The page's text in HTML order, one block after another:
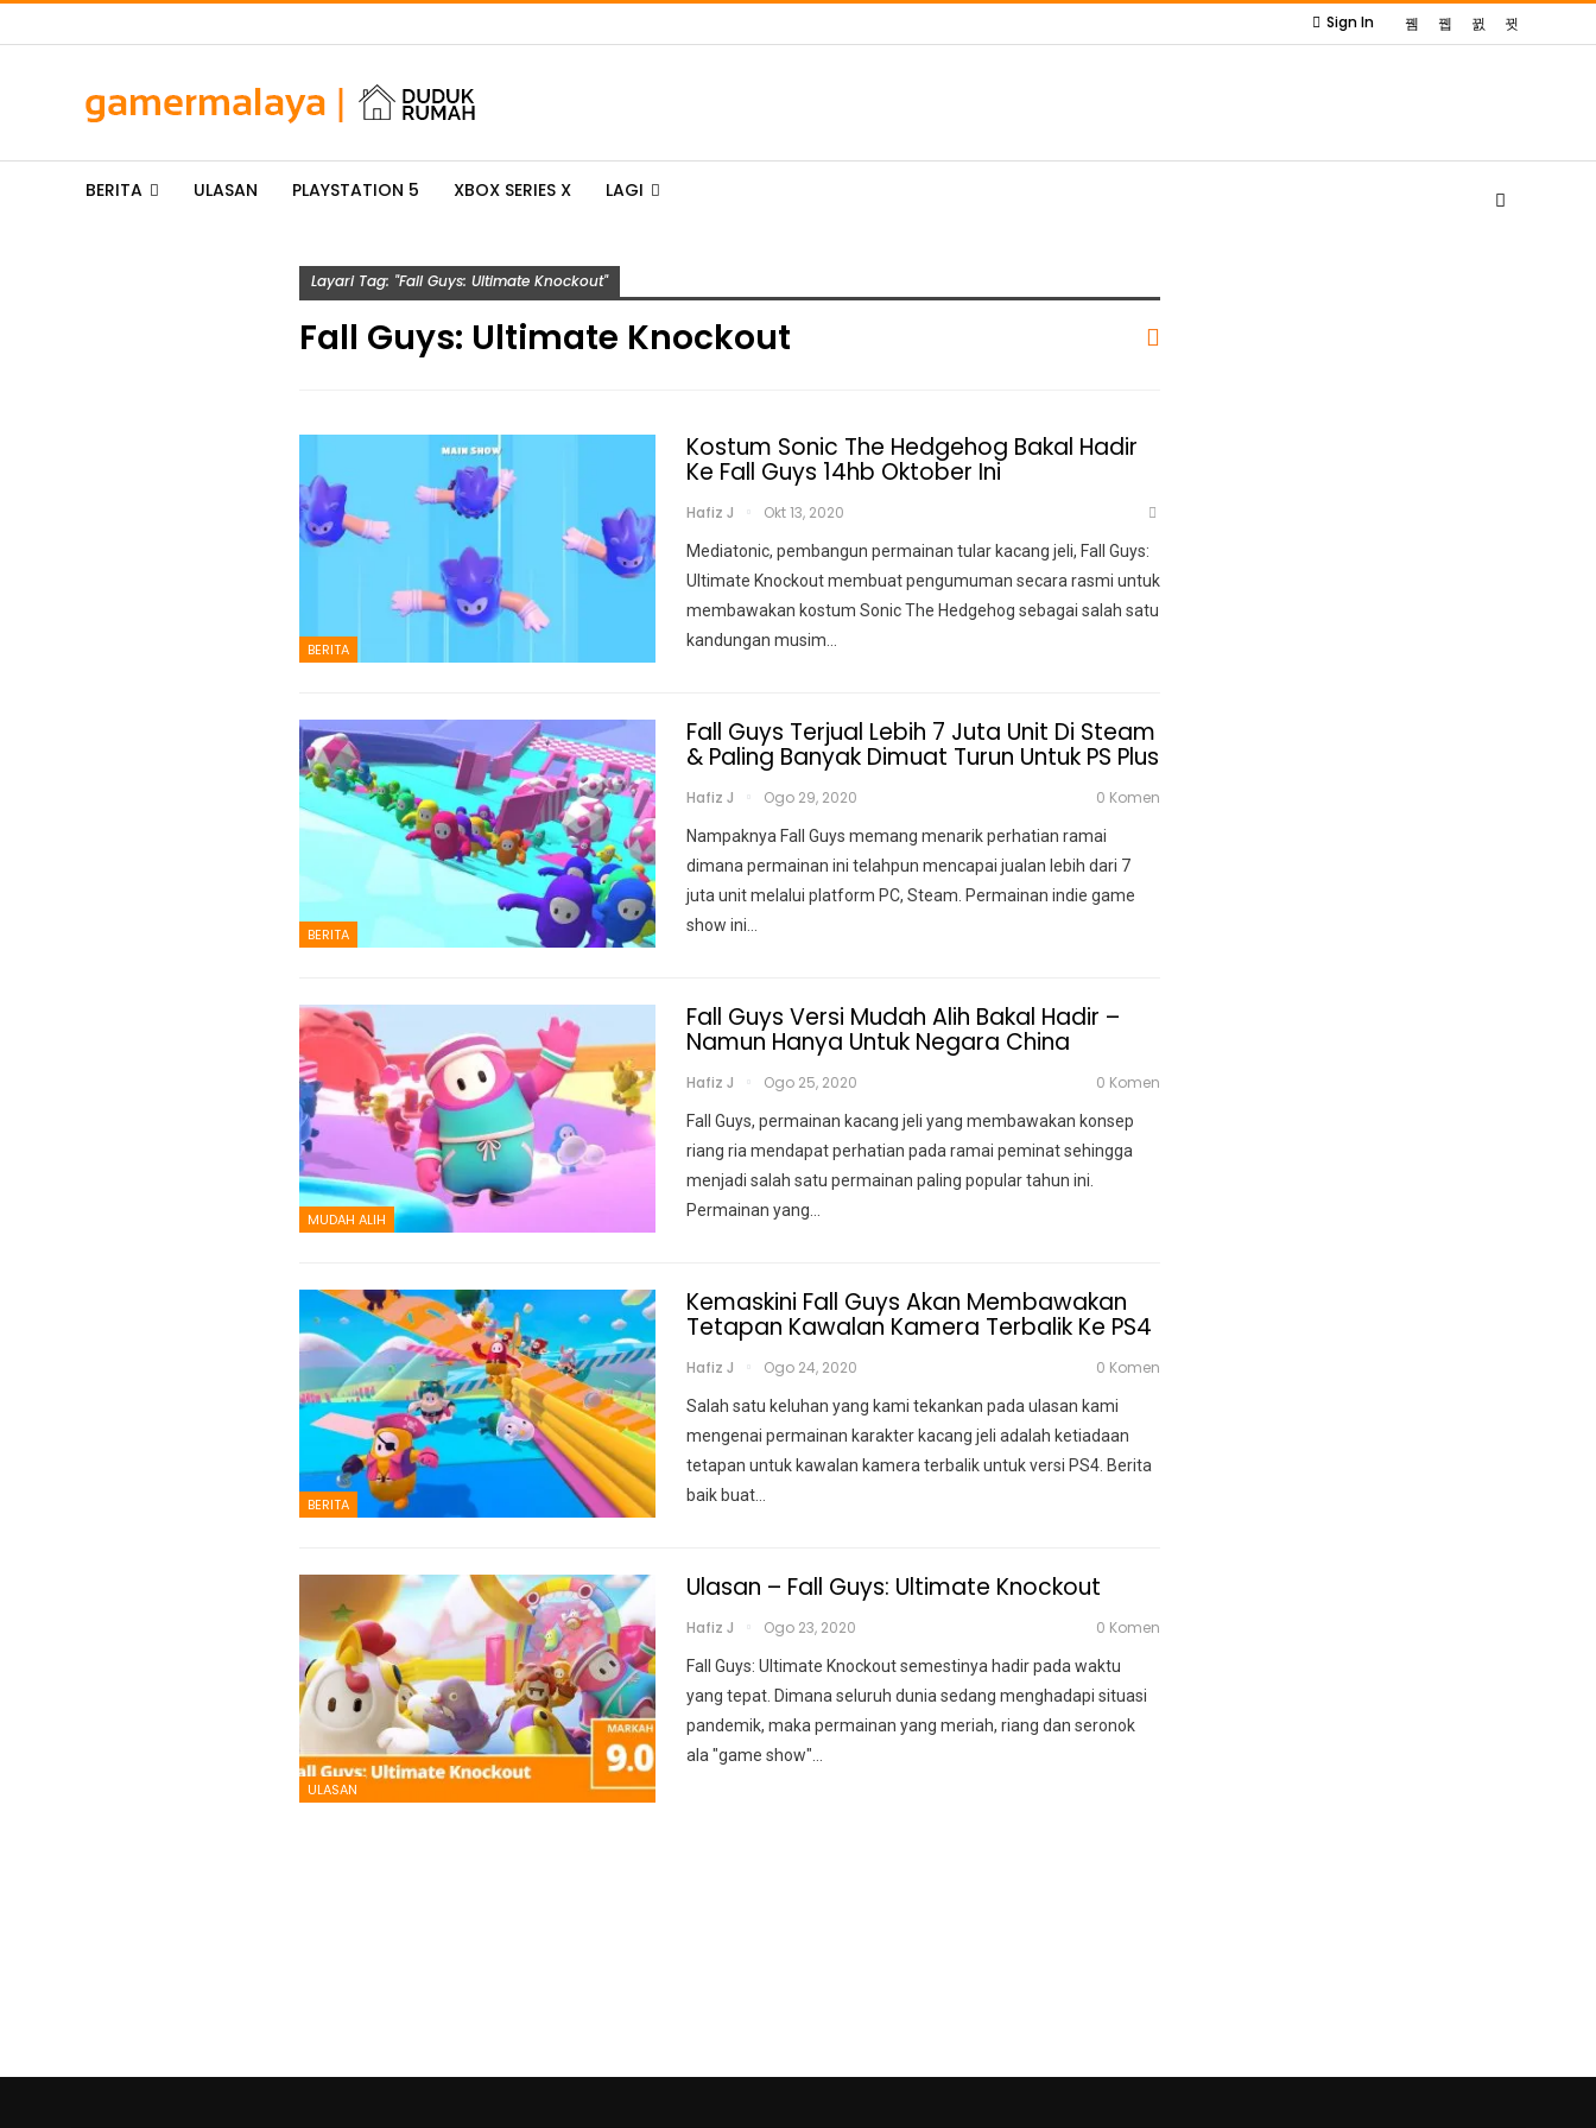
Sign In
BERITA ULASAN PLAYSTATION 5 XBOX SERIES X LAGI
Layari Tag: "Fall Guys: Ultimate Knockout"
Fall Guys: Ultimate Knockout
BERITA
Kostum Sonic The Hedgehog Bakal Hadir
Ke Fall Guys 14hb Oktober Ini
Hafiz J Okt 13, 2020
Mediatonic, pembangun permainan tular kacang jeli, Fall Guys:
Ultimate Knockout membuat pengumuman secara rasmi untuk
membawakan kostum Sonic The Hedgehog sebagai salah satu
kandungan musim
BERITA
Fall Guys Terjual Lebih 7 Juta Unit Di Steam
& Paling Banyak Dimuat Turun Untuk PS Plus
Hafiz J Ogo 29, 2020 0 Komen
Nampaknya Fall Guys memang menarik perhatian ramai
dimana permainan ini telahpun mencapai jualan lebih dari 7
juta unit melalui platform PC, Steam. Permainan indie game
show ini
MUDAH ALIH
Fall Guys Versi Mudah Alih Bakal Hadir –
Namun Hanya Untuk Negara China
Hafiz J Ogo 25, 2020 0 Komen
Fall Guys, permainan kacang jeli yang membawakan konsep
riang ria mendapat perhatian pada ramai peminat sehingga
menjadi salah satu permainan paling popular tahun ini.
Permainan yang
BERITA
Kemaskini Fall Guys Akan Membawakan
Tetapan Kawalan Kamera Terbalik Ke PS4
Hafiz J Ogo 24, 2020 0 Komen
Salah satu keluhan yang kami tekankan pada ulasan kami
mengenai permainan karakter kacang jeli adalah ketiadaan
tetapan untuk kawalan kamera terbalik untuk versi PS4. Berita
baik buat…
ULASAN
Ulasan – Fall Guys: Ultimate Knockout
Hafiz J Ogo 23, 2020 0 Komen
Fall Guys: Ultimate Knockout semestinya hadir pada waktu
yang tepat. Dimana seluruh dunia sedang menghadapi situasi
pandemik, maka permainan yang meriah, riang dan seronok
ala "game show"